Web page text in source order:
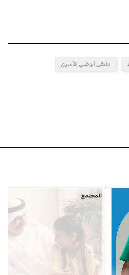
ملتقى أبوظبي الأسري
المجتمع